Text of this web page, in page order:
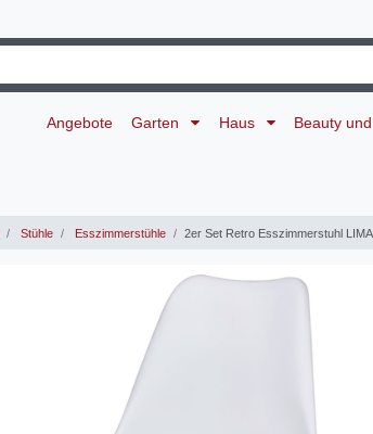
Angebote Garten Haus Beauty
Stühle Esszimmerstühle 2er Set Retro Esszimmerstuhl